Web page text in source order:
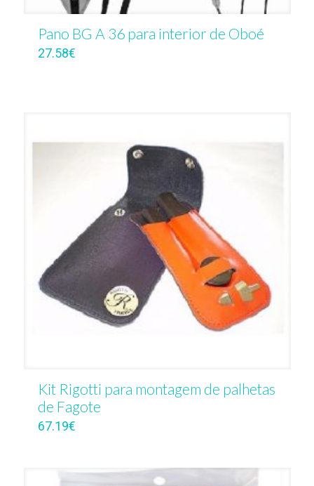
Pano BG A 36 para interior de Oboé
27.58€
Kit Rigotti para montagem de palhetas
de Fagote
67.19€